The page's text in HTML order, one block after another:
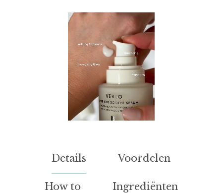
Details Voordelen
How to Ingrediënten